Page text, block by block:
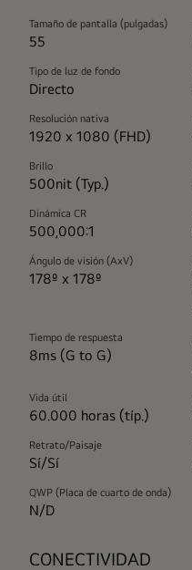
Tamaño de pantalla (pulgadas)
55
Tipo de luz de fondo
Directo
Resolución nativa
1920 x 1080 (FHD)
Brillo
500nit (Typ.)
Dinámica CR
500,000:1
Ángulo de visión (AxV)
178º x 178º
Tiempo de respuesta
8ms (G to G)
Vida útil
60.000 horas (típ.)
Retrato/Paisaje
Sí/Sí
QWP (Placa de cuarto de onda)
N/D
CONECTIVIDAD